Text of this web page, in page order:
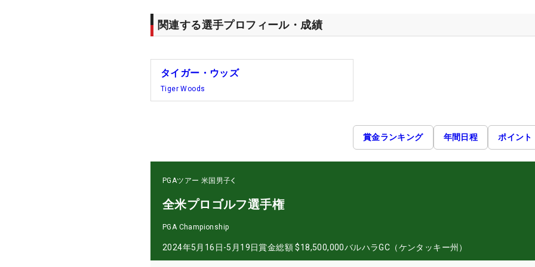
関連する選手プロフィール・成績
タイガー・ウッズ
Tiger Woods
賞金ランキング 年間日程 ポイント
PGAツアー 米国男子
全米プロゴルフ選手権
PGA Championship
2024年5月16日-5月19日賞金総額 $18,500,000バルハラGC（ケンタッキー州）